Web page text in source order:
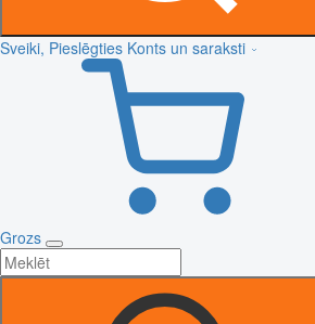
Sveiki, Pieslēgties Konts un saraksti
Grozs